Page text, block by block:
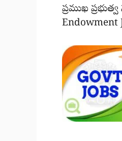
ప్రముఖ
Endowment